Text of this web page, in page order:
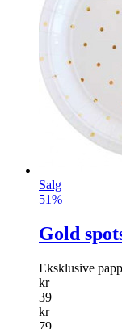
Salg
51%
Gold
Eksklusive
kr
39
kr